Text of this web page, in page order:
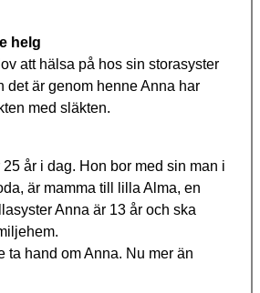
helg
att hälsa på hos sin storasyster
det är genom henne Anna har
med släkten.
år i dag. Hon bor med sin man i
är mamma till lilla Alma, en
Anna är 13 år och ska
ta hand om Anna. Nu mer än